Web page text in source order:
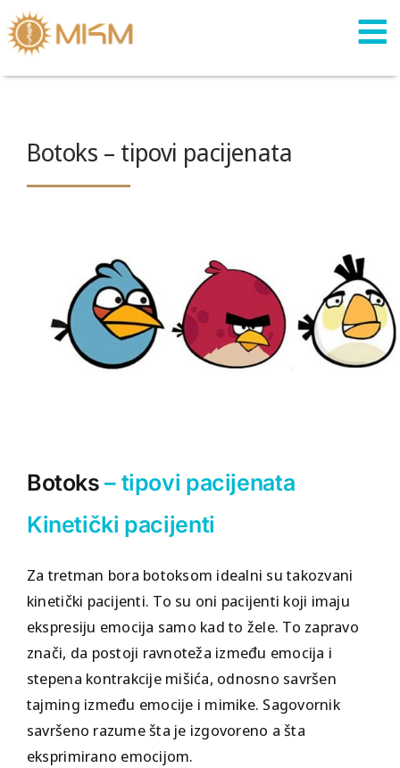
Skip
to
content
Botoks – tipovi pacijenata
Botoks – tipovi pacijenata
Kinetički pacijenti
Za tretman bora botoksom idealni su takozvani
kinetički pacijenti. To su oni pacijenti koji imaju
ekspresiju emocija samo kad to žele. To zapravo
znači, da postoji ravnoteža između emocija i
stepena kontrakcije mišića, odnosno savršen
tajming između emocije i mimike. Sagovornik
savršeno razume šta je izgovoreno a šta
eksprimirano emocijom.